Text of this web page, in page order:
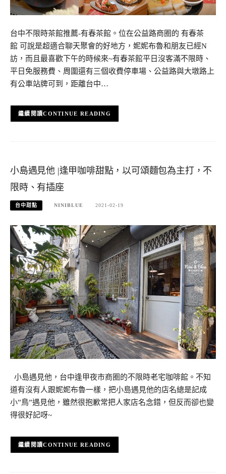
台中不限時茶館推薦-有春茶館。位在公益路商圈的 有春茶
館 可說是超適合聊天聚會的好地方，妮妮布魯和朋友已經N
訪，而且最喜歡下午的時候來~有春茶館平日沒客滿不限時、
平日免服務費、周圍還有三個收費停車場、公益路與大墩路上
有公車站牌可到，距離台中…
CONTINUE READING
小島遇見他 |逢甲咖啡甜點，以可頌麵包為主打，不
限時、有插座
台中甜點 NINIBLUE 2021-02-19
小島遇見他，台中逢甲夜市商圈的不限時老宅咖啡館。不知
道有沒有人跟妮妮布魯一樣，把小島遇見他的店名總是記成
小”鳥”遇見他，雖然很抱歉常把人家店名念錯，但反而卻也變
得很好記呀~
CONTINUE READING